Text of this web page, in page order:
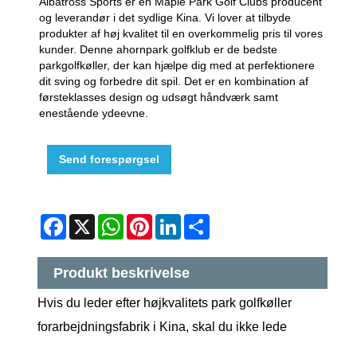
og leverandør i det sydlige Kina. Vi lover at tilbyde
produkter af høj kvalitet til en overkommelig pris til vores
kunder. Denne ahornpark golfklub er de bedste
parkgolfkøller, der kan hjælpe dig med at perfektionere
dit sving og forbedre dit spil. Det er en kombination af
førsteklasses design og udsøgt håndværk samt
enestående ydeevne.
Send forespørgsel
Facebook
X WhatsApp
Pinterest
LinkedIn
Produkt beskrivelse
Hvis du leder efter højkvalitets park golfkøller
forarbejdningsfabrik i Kina, skal du ikke lede